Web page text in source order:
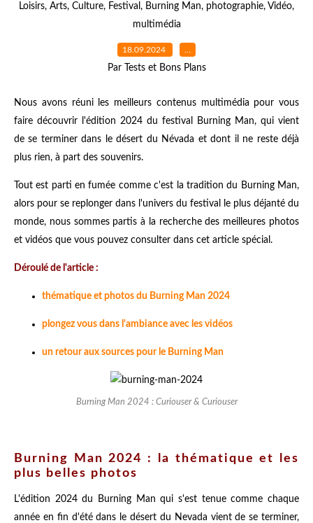
Loisirs, Arts, Culture, Festival , Burning Man, photographie, Vidéo,
multimédia
18.09.2024 …
Par Tests et Bons Plans
Nous avons réuni les meilleurs contenus multimédia pour vous
faire découvrir l'édition 2024 du festival Burning Man, qui vient
de se terminer dans le désert du Névada et dont il ne reste déjà
plus rien, à part des souvenirs.
Tout est parti en fumée comme c'est la tradition du Burning Man,
alors pour se replonger dans l'univers du festival le plus déjanté du
monde, nous sommes partis à la recherche des meilleures photos
et vidéos que vous pouvez consulter dans cet article spécial.
Déroulé de l'article :
thématique et photos du Burning Man 2024
plongez vous dans l'ambiance avec les vidéos
un retour aux sources pour le Burning Man
Burning Man 2024 : Curiouser & Curiouser
Burning Man 2024 : la thématique et les
plus belles photos
L'édition 2024 du Burning Man qui s'est tenue comme chaque
année en fin d'été dans le désert du Nevada vient de se terminer,